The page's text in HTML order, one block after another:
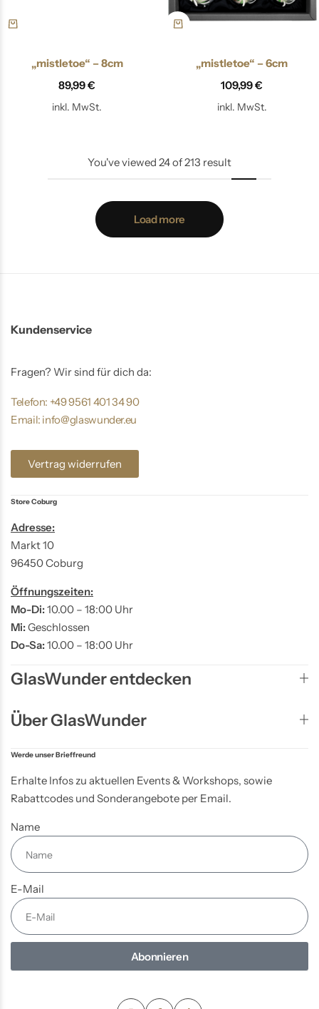
„mistletoe“ – 8cm
89,99€
inkl. MwSt.
„mistletoe“ – 6cm
109,99€
inkl. MwSt.
You've viewed 24of213 result
Load more
Kundenservice
Fragen? Wir sind für dich da:
Telefon: +49 9561 401 34 90
Email: info@glaswunder.eu
Vertrag widerrufen
Store Coburg
Adresse:
Markt 10
96450 Coburg
Öffnungszeiten:
Mo-Di:10.00 – 18:00 Uhr
Mi:Geschlossen
Do-Sa:10.00 – 18:00 Uhr
GlasWunder entdecken
Über GlasWunder
Werde unser Brieffreund
Erhalte Infos zu aktuellen Events & Workshops, sowie
Rabattcodes und Sonderangebote per Email.
Name
E-Mail
Abonnieren